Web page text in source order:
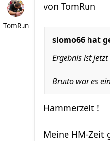
TomRun
von TomRun
slomo66 hat
Ergebnis ist jetzt
Brutto war es
Hammerzeit !
Meine HM-Zeit